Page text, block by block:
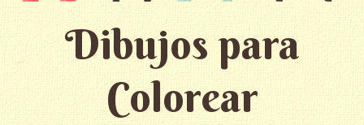
Dibujos para
Colorear